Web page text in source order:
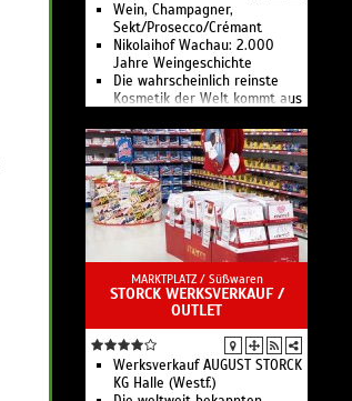
Wein, Champagner,
Sekt/Prosecco/Crémant
Nikolaihof Wachau: 2.000
Jahre Weingeschichte
Die wahrscheinlich reinste
Kosmetik der Welt kommt aus
Nahrungsmittelergänzung
Handgefertigte
Kinderspielzeuge
Mit der Natur im Einklang! -
Weine, Kosmetik und
Spielzeug mit Bio-Siegel
MARKTPLATZ / Süßwaren
STORCK WERKSVERKAUF /
OUTLET
Werksverkauf AUGUST STORCK
KG Halle (Westf.)